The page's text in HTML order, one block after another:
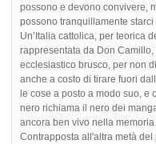
possono e devono convivere,
possono tranquillamente
Un’Italia cattolica, per teorica
rappresentata da Don
ecclesiastico brusco, per non
anche a costo di tirare fuori
le cose a posto a modo suo, e
nero richiama il nero dei
ancora ben vivo nella
Contrapposta all'altra metà del